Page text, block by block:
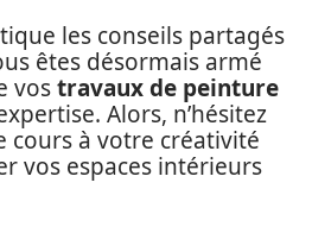
les conseils partagés
êtes désormais armé
vostravaux de peinture
Alors, n’hésitez
cours à votre créativité
vos espaces intérieurs